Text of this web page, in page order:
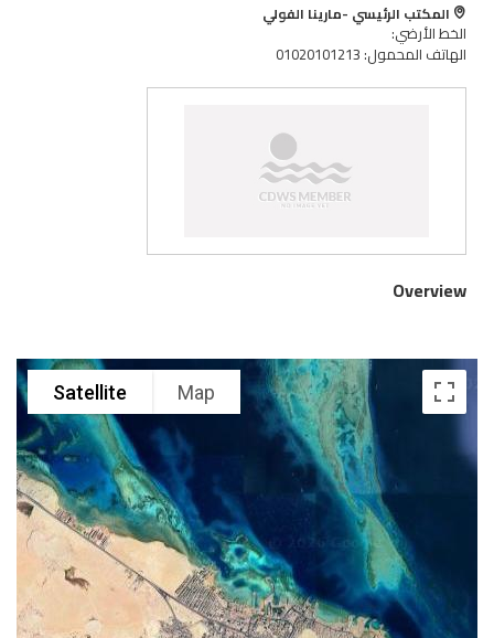
المكتب الرئيسي -مارينا الفولي
الخط الأرضي:
الهاتف المحمول: 01020101213
Overview
Map
Satellite